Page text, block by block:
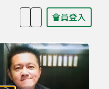
會員登入